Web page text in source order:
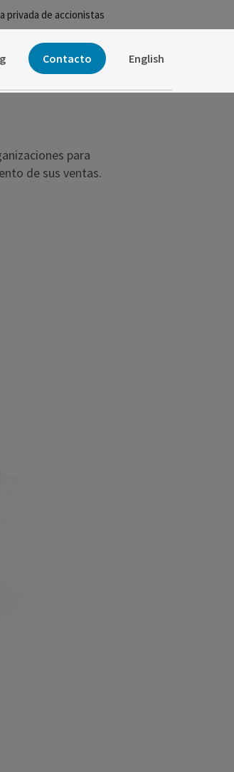
privada de accionistas
Contacto English
para
de sus ventas.